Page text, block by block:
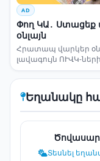
AD
Փող ԿԱ․ Ստացեք
օնլայն
Հրատապ վարկեր
լավագույն ՈՒՎԿ-
Եղանակը
Ծովասար
Տեսնել